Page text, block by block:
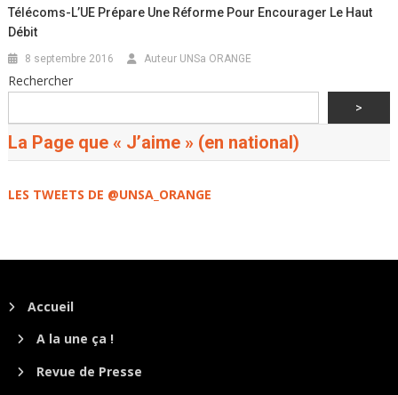
Télécoms-L’UE Prépare Une Réforme Pour Encourager Le Haut
Débit
8 septembre 2016 Auteur UNSa ORANGE
Rechercher
>
La Page que « J’aime » (en national)
LES TWEETS DE @UNSA_ORANGE
Accueil
A la une ça !
Revue de Presse